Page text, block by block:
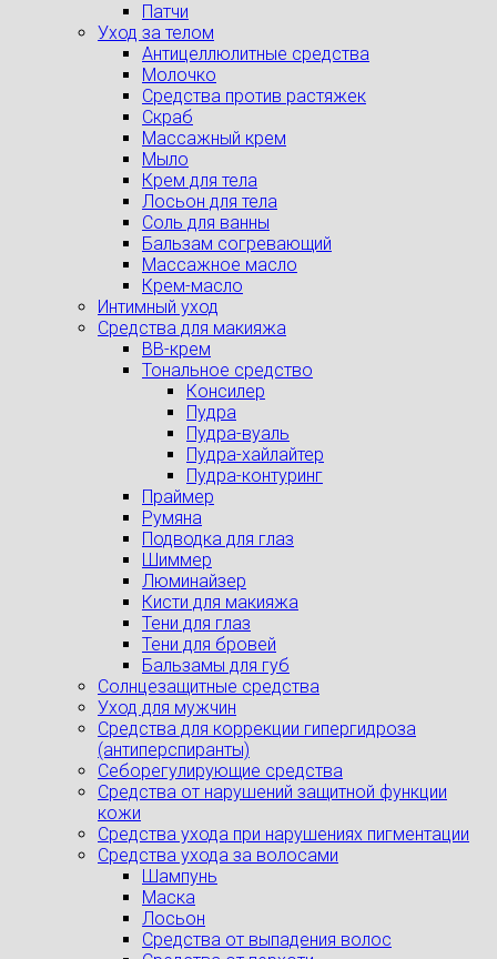
Патчи
Уход за телом
Антицеллюлитные средства
Молочко
Средства против растяжек
Скраб
Массажный крем
Мыло
Крем для тела
Лосьон для тела
Соль для ванны
Бальзам согревающий
Массажное масло
Крем-масло
Интимный уход
Средства для макияжа
BB-крем
Тональное средство
Консилер
Пудра
Пудра-вуаль
Пудра-хайлайтер
Пудра-контуринг
Праймер
Румяна
Подводка для глаз
Шиммер
Люминайзер
Кисти для макияжа
Тени для глаз
Тени для бровей
Бальзамы для губ
Солнцезащитные средства
Уход для мужчин
Средства для коррекции гипергидроза
(антиперспиранты)
Себорегулирующие средства
Средства от нарушений защитной функции
кожи
Средства ухода при нарушениях пигментации
Средства ухода за волосами
Шампунь
Маска
Лосьон
Средства от выпадения волос